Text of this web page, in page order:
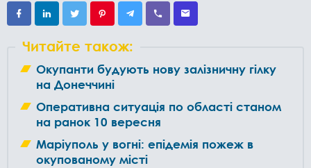
Читайте також:
Окупанти будують нову залізничну гілку
на Донеччині
Оперативна ситуація по області станом
на ранок 10 вересня
Маріуполь у вогні: епідемія пожеж в
окупованому місті